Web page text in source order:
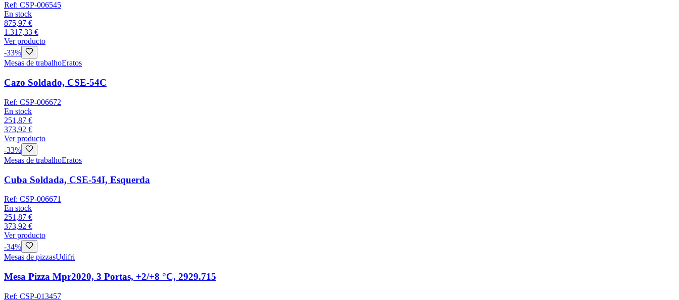
Ref: CSP-006545
En stock
875,97 €
1.317,33 €
Ver producto
-33%
Mesas de trabalhoEratos
Cazo Soldado, CSE-54C
Ref: CSP-006672
En stock
251,87 €
373,92 €
Ver producto
-33%
Mesas de trabalhoEratos
Cuba Soldada, CSE-54I, Esquerda
Ref: CSP-006671
En stock
251,87 €
373,92 €
Ver producto
-34%
Mesas de pizzasUdifri
Mesa Pizza Mpr2020, 3 Portas, +2/+8 °C, 2929.715
Ref: CSP-013457